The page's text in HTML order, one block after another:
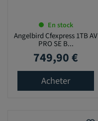
En stock
Angelbird Cfexpress 1TB AV
PRO SE B...
Prix
749,90 €
Acheter